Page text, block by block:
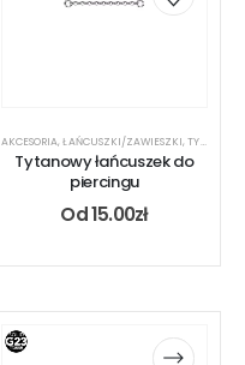
AKCESORIA,ŁAŃCUSZKI/ZAWIESZKI,TYTAN
Tytanowy łańcuszek do
piercingu
Od15.00zł